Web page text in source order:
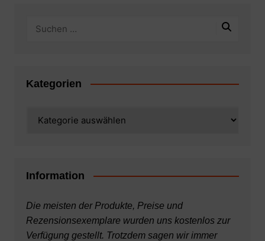
Kategorien
Information
Die meisten der Produkte, Preise und
Rezensionsexemplare wurden uns kostenlos zur
Verfügung gestellt. Trotzdem sagen wir immer